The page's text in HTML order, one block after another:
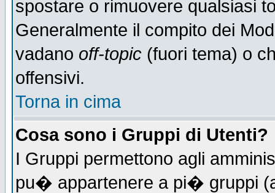
spostare o rimuovere qualsiasi
Generalmente il compito dei
vadano off-topic (fuori tema) o
offensivi.
Torna in cima
Cosa sono i Gruppi di Utenti?
I Gruppi permettono agli
pu� appartenere a pi� gruppi